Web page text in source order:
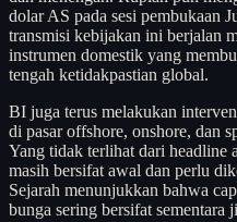
dolar AS pada sesi pembukaan
transmisi kebijakan ini berjalan
instrumen domestik yang
tengah ketidakpastian global.
BI juga terus melakukan
di pasar offshore, onshore, dan
Yang tidak terlihat dari headline
masih bersifat awal dan perlu
Sejarah menunjukkan bahwa
bunga sering bersifat sementara